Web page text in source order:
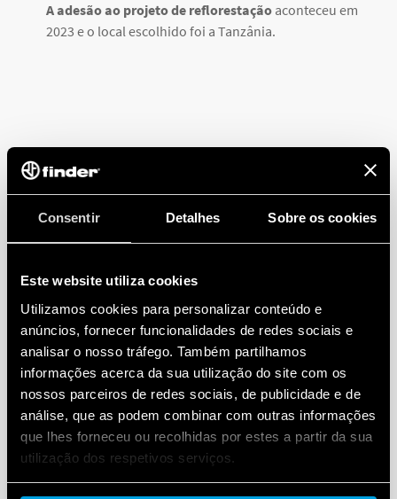
Consentir Detalhes Sobre os cookies
Este website utiliza cookies
Utilizamos cookies para personalizar conteúdo e
anúncios, fornecer funcionalidades de redes sociais e
analisar o nosso tráfego. Também partilhamos
informações acerca da sua utilização do site com os
nossos parceiros de redes sociais, de publicidade e de
análise, que as podem combinar com outras informações
que lhes forneceu ou recolhidas por estes a partir da sua
utilização dos respetivos serviços.
A adesão ao projeto de reflorestação aconteceu em
2023 e o local escolhido foi a Tanzânia.
CERTIFICAMOS NOSSO COMPROMISSO
Cumprimento as regulamentações ambientais
nacionais e internacionais é parte fundamental da
Finder, um compromisso que se traduz em um